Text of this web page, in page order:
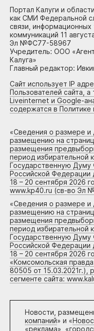
Портал Калуги и
как СМИ Федеральной
связи, информационных
коммуникаций 11
Эл №ФС77-58967
Учредитель: ООО
Калуга»
Главный редактор:
Сайт использует IP
Пользователей сайта,
Liveinternet и Google-
содержатся в
«Сведения о размере и
размещению на
размещения
период избирательной
Государственную
Российской Федерации
18 – 20 сентября 2026
www.kp40.ru (св-во Эл
«Сведения о размере и
размещению на
размещения
период избирательной
Государственную
Российской Федерации
18 – 20 сентября 2026
«Комсомольская
80505 от 15.03.2021г.),
сегменте сайта:
Новости,
компаний» и «
«реклама»,